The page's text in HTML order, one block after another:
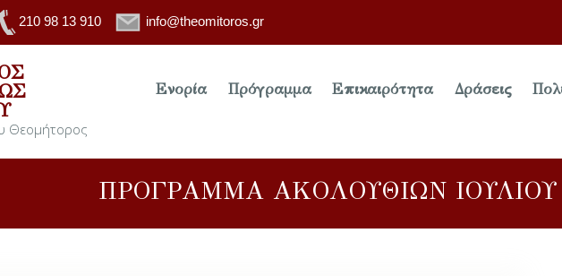
210 98 13 910 info@theomitoros.gr
Θεομήτορος
Ενορία Πρόγραμμα Επικαιρότητα Δράσεις
ΠΡΟΓΡΑΜΜΑ ΑΚΟΛΟΥΘΙΩΝ ΙΟΥΛΙΟΥ